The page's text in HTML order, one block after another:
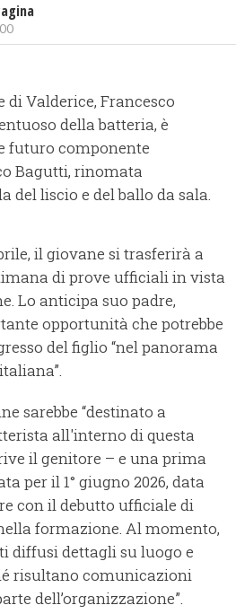
di Valderice, Francesco
della batteria, è
futuro componente
Bagutti, rinomata
del liscio e del ballo da sala.
il giovane si trasferirà a
di prove ufficiali in vista
Lo anticipa suo padre,
opportunità che potrebbe
del figlio “nel panorama
sarebbe “destinato a
all'interno di questa
il genitore – e una prima
per il 1° giugno 2026, data
con il debutto ufficiale di
formazione. Al momento,
diffusi dettagli su luogo e
risultano comunicazioni
dell’organizzazione”.